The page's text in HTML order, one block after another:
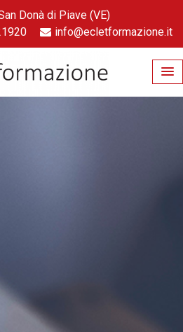
Donà di Piave (VE)
info@ecletformazione.it